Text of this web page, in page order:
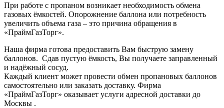
При работе с пропаном возникает необходимость обмена
газовых ёмкостей. Опорожнение баллона или потребность
увеличить объема газа – это причина обращения в
«ПраймГазТорг».
Наша фирма готова предоставить Вам быструю замену
баллонов. Сдав пустую ёмкость, Вы получаете заправленный
и надёжный сосуд.
Каждый клиент может провести обмен пропановых баллонов
самостоятельно или заказать доставку. Фирма
«ПраймГазТорг» оказывает услуги адресной доставки до
Москвы .